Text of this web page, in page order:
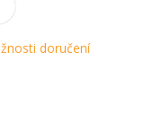
doručení